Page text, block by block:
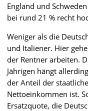
England und
bei rund 21 % recht
Weniger als die
und Italiener. Hier
der Rentner arbeiten.
Jährigen hängt
der Anteil der
Nettoeinkommen ist.
Ersatzquote, die